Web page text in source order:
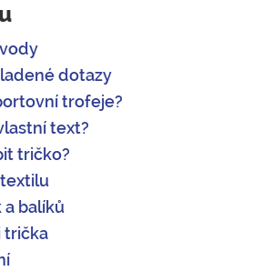
dotazy
trofeje?
text?
tričko?
a balíků
trička